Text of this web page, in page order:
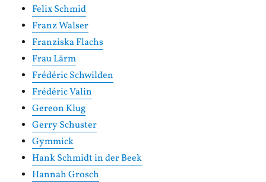
Felix Schmid
Franz Walser
Franziska Flachs
Frau Lärm
Frédéric Schwilden
Frédéric Valin
Gereon Klug
Gerry Schuster
Gymmick
Hank Schmidt in der Beek
Hannah Grosch